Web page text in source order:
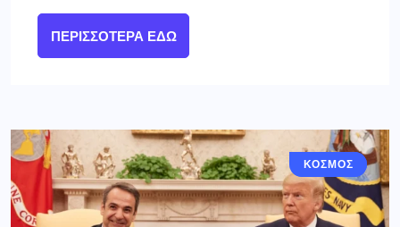
ΠΕΡΙΣΣΌΤΕΡΑ ΕΔΏ
ΕΛΛΑΔΑ
ΚΟΣΜΟΣ